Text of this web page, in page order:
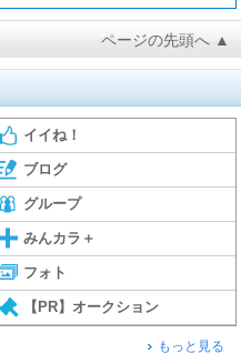
ページの先頭へ ▲
イイね！
ブログ
グループ
みんカラ＋
フォト
【PR】オークション
もっと見る